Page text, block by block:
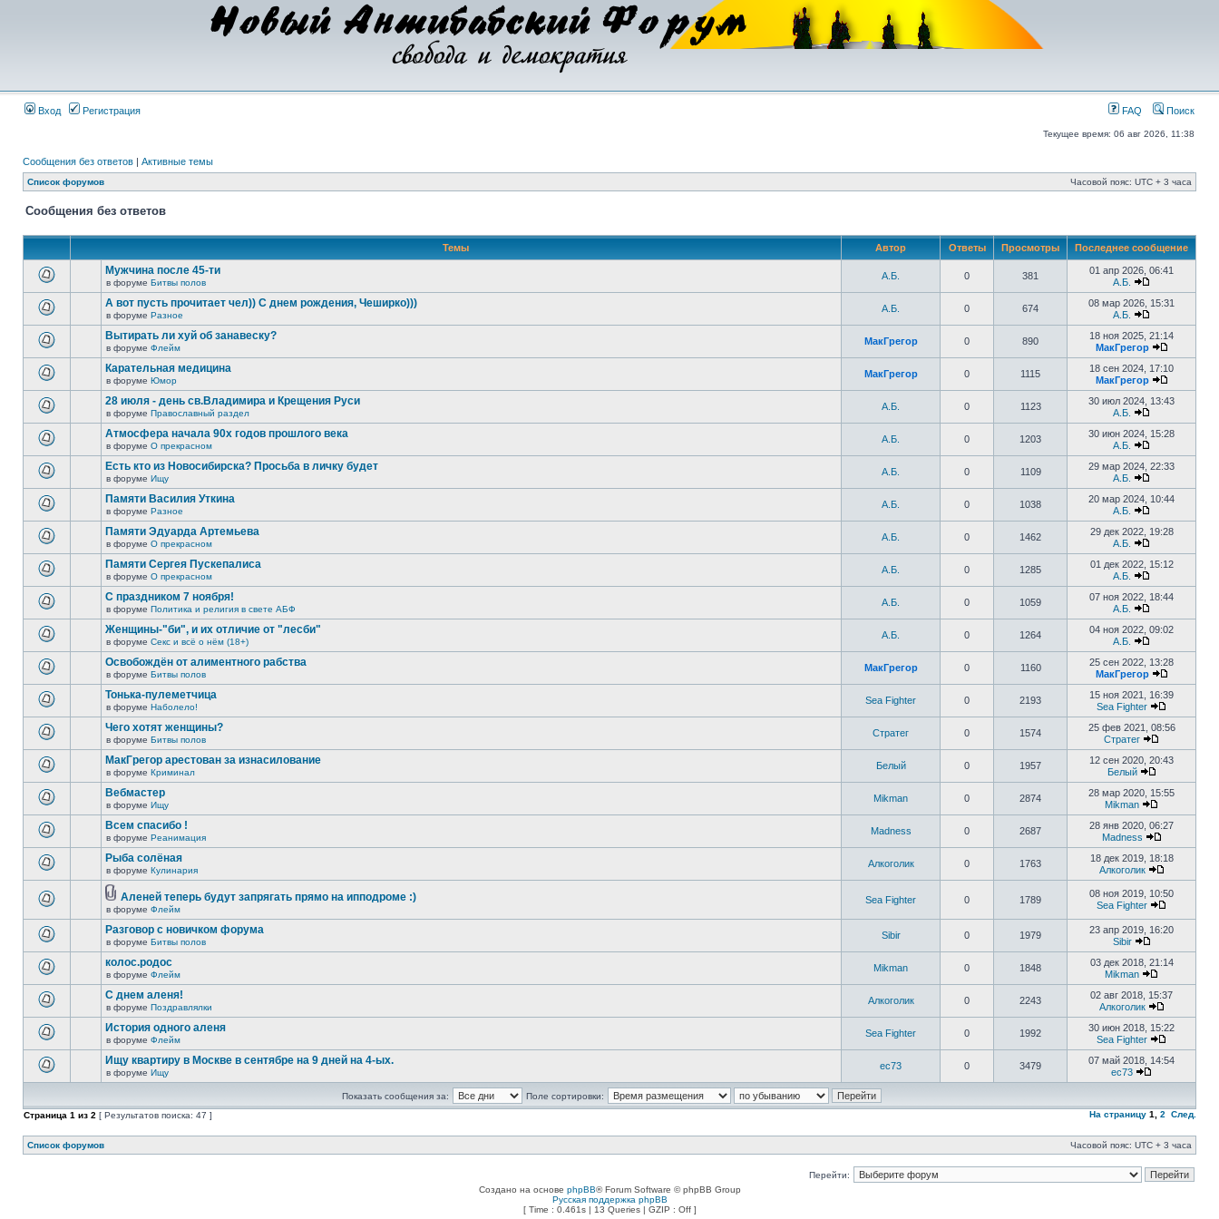
Вход Регистрация FAQ Поиск
Текущее время: 06 авг 2026, 11:38
Сообщения без ответов | Активные темы
Список форумов Часовой пояс: UTC + 3 часа
Сообщения без ответов
Темы Автор Ответы Просмотры Последнее сообщение
Мужчина после 45-ти
в форуме Битвы полов
А.Б. 0 381
01 апр 2026, 06:41
А.Б.
А вот пусть прочитает чел)) С днем рождения, Чеширко)))
в форуме Разное
А.Б. 0 674
08 мар 2026, 15:31
А.Б.
Вытирать ли хуй об занавеску?
в форуме Флейм
МакГрегор 0 890
18 ноя 2025, 21:14
МакГрегор
Карательная медицина
в форуме Юмор
МакГрегор 0 1115
18 сен 2024, 17:10
МакГрегор
28 июля - день св.Владимира и Крещения Руси
в форуме Православный раздел
А.Б. 0 1123
30 июл 2024, 13:43
А.Б.
Атмосфера начала 90х годов прошлого века
в форуме О прекрасном
А.Б. 0 1203
30 июн 2024, 15:28
А.Б.
Есть кто из Новосибирска? Просьба в личку будет
в форуме Ищу
А.Б. 0 1109
29 мар 2024, 22:33
А.Б.
Памяти Василия Уткина
в форуме Разное
А.Б. 0 1038
20 мар 2024, 10:44
А.Б.
Памяти Эдуарда Артемьева
в форуме О прекрасном
А.Б. 0 1462
29 дек 2022, 19:28
А.Б.
Памяти Сергея Пускепалиса
в форуме О прекрасном
А.Б. 0 1285
01 дек 2022, 15:12
А.Б.
С праздником 7 ноября!
в форуме Политика и религия в свете АБФ
А.Б. 0 1059
07 ноя 2022, 18:44
А.Б.
Женщины-"би", и их отличие от "лесби"
в форуме Секс и всё о нём (18+)
А.Б. 0 1264
04 ноя 2022, 09:02
А.Б.
Освобождён от алиментного рабства
в форуме Битвы полов
МакГрегор 0 1160
25 сен 2022, 13:28
МакГрегор
Тонька-пулеметчица
в форуме Наболело!
Sea Fighter 0 2193
15 ноя 2021, 16:39
Sea Fighter
Чего хотят женщины?
в форуме Битвы полов
Стратег 0 1574
25 фев 2021, 08:56
Стратег
МакГрегор арестован за изнасилование
в форуме Криминал
Белый 0 1957
12 сен 2020, 20:43
Белый
Вебмастер
в форуме Ищу
Mikman 0 2874
28 мар 2020, 15:55
Mikman
Всем спасибо !
в форуме Реанимация
Madness 0 2687
28 янв 2020, 06:27
Madness
Рыба солёная
в форуме Кулинария
Алкоголик 0 1763
18 дек 2019, 18:18
Алкоголик
Аленей теперь будут запрягать прямо на ипподроме :)
в форуме Флейм
Sea Fighter 0 1789
08 ноя 2019, 10:50
Sea Fighter
Разговор с новичком форума
в форуме Битвы полов
Sibir 0 1979
23 апр 2019, 16:20
Sibir
колос.родос
в форуме Флейм
Mikman 0 1848
03 дек 2018, 21:14
Mikman
С днем аленя!
в форуме Поздравлялки
Алкоголик 0 2243
02 авг 2018, 15:37
Алкоголик
История одного аленя
в форуме Флейм
Sea Fighter 0 1992
30 июн 2018, 15:22
Sea Fighter
Ищу квартиру в Москве в сентябре на 9 дней на 4-ых.
в форуме Ищу
ec73 0 3479
07 май 2018, 14:54
ec73
Показать сообщения за:
Поле сортировки:
Страница 1 из 2 [ Результатов поиска: 47 ] На страницу 1 2 След.
Список форумов Часовой пояс: UTC + 3 часа
Перейти:
Создано на основе phpBB® Forum Software © phpBB Group
Русская поддержка phpBB
[ Time : 0.461s | 13 Queries | GZIP : Off ]